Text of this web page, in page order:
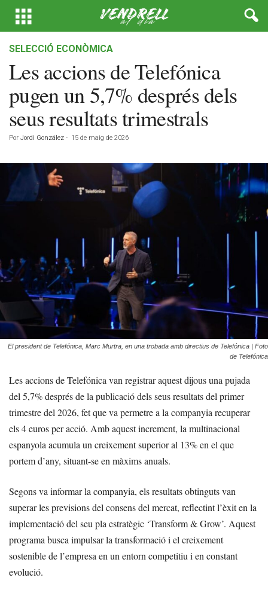
SELECCIÓ ECONÒMICA
Les accions de Telefónica
pugen un 5,7% després dels
seus resultats trimestrals
Por Jordi González - 15 de maig de 2026
El president de Telefónica, Marc Murtra, en una trobada amb directius de Telefónica | Foto
de Telefónica
Les accions de Telefónica van registrar aquest dijous una pujada
del 5,7% després de la publicació dels seus resultats del primer
trimestre del 2026, fet que va permetre a la companyia recuperar
els 4 euros per acció. Amb aquest increment, la multinacional
espanyola acumula un creixement superior al 13% en el que
portem d’any, situant-se en màxims anuals.
Segons va informar la companyia, els resultats obtinguts van
superar les previsions del consens del mercat, reflectint l’èxit en la
implementació del seu pla estratègic ‘Transform & Grow’. Aquest
programa busca impulsar la transformació i el creixement
sostenible de l’empresa en un entorn competitiu i en constant
evolució.